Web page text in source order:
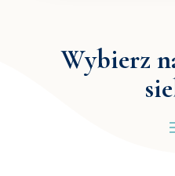
Wybierz